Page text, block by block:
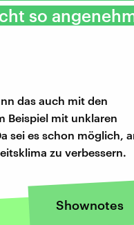
so
das auch mit den
Beispiel mit unklaren
sei es schon möglich,
zu verbessern.
Shownotes